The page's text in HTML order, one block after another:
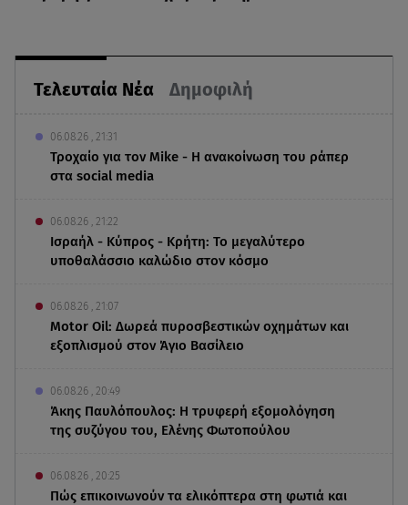
Τελευταία Νέα Δημοφιλή
06.08.26 , 21:31
Τροχαίο για τον Mike - Η ανακοίνωση του ράπερ
στα social media
06.08.26 , 21:22
Ισραήλ - Κύπρος - Κρήτη: Το μεγαλύτερο
υποθαλάσσιο καλώδιο στον κόσμο
06.08.26 , 21:07
Motor Oil: Δωρεά πυροσβεστικών οχημάτων και
εξοπλισμού στον Άγιο Βασίλειο
06.08.26 , 20:49
Άκης Παυλόπουλος: Η τρυφερή εξομολόγηση
της συζύγου του, Ελένης Φωτοπούλου
06.08.26 , 20:25
Πώς επικοινωνούν τα ελικόπτερα στη φωτιά και